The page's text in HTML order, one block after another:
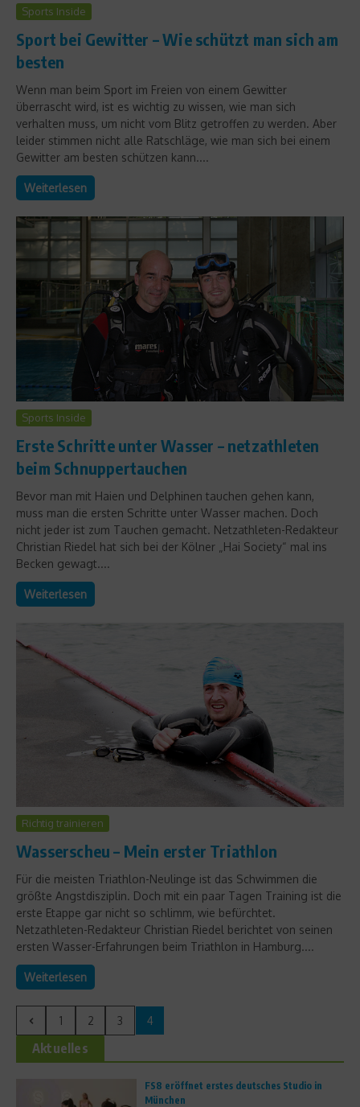
Sports Inside
Sport bei Gewitter – Wie schützt man sich am
besten
Wenn man beim Sport im Freien von einem Gewitter
überrascht wird, ist es wichtig zu wissen, wie man sich
verhalten muss, um nicht vom Blitz getroffen zu werden. Aber
leider stimmen nicht alle Ratschläge, wie man sich bei einem
Gewitter am besten schützen kann....
Weiterlesen
Sports Inside
Erste Schritte unter Wasser – netzathleten
beim Schnuppertauchen
Bevor man mit Haien und Delphinen tauchen gehen kann,
muss man die ersten Schritte unter Wasser machen. Doch
nicht jeder ist zum Tauchen gemacht. Netzathleten-Redakteur
Christian Riedel hat sich bei der Kölner „Hai Society“ mal ins
Becken gewagt....
Weiterlesen
Richtig trainieren
Wasserscheu – Mein erster Triathlon
Für die meisten Triathlon-Neulinge ist das Schwimmen die
größte Angstdisziplin. Doch mit ein paar Tagen Training ist die
erste Etappe gar nicht so schlimm, wie befürchtet.
Netzathleten-Redakteur Christian Riedel berichtet von seinen
ersten Wasser-Erfahrungen beim Triathlon in Hamburg....
Weiterlesen
1 2 3 4
Aktuelles
FS8 eröffnet erstes deutsches Studio in
München